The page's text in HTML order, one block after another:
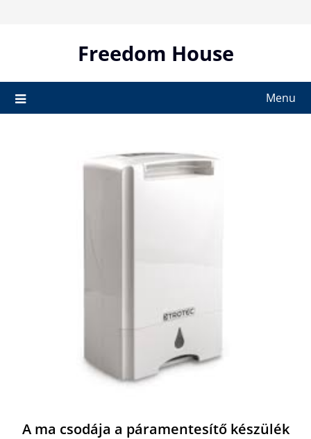
Freedom House
Menu
A ma csodája a páramentesítő készülék